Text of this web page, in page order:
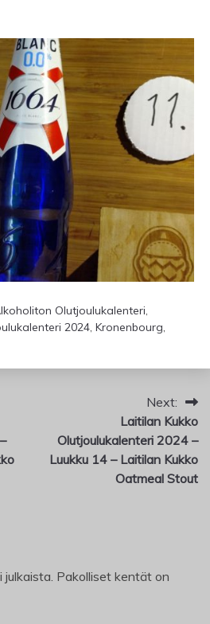
Olutjoulukalenteri,
2024, Kronenbourg,
Next:
Laitilan Kukko
Olutjoulukalenteri 2024 –
Luukku 14 – Laitilan Kukko
Oatmeal Stout
Pakolliset kentät on